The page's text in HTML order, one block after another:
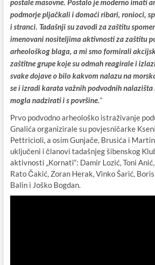
postale masovne. Postalo je moderno imati
podmorje pljačkali i domaći ribari, ronioci,
i stranci. Tadašnji su zavodi za zaštitu
imenovani nositeljima aktivnosti za zaštitu
arheološkog blaga, a mi smo formirali
zaštitne grupe koje su odmah reagirale i
svake dojave o bilo kakvom nalazu na
se i izradi karata važnih podvodnih
mogla nadzirati i s površine.“
Prvo podvodno arheološko istraživanje
Gnalića organizirale su povjesničarke
Pettricioli, a osim Gunjače, Brusića i
uključeni i članovi tadašnjeg šibenskog
aktivnosti „Kornati“: Damir Lozić, Toni
Rato Čakić, Zoran Herak, Vinko Šarić,
Balin i Joško Bogdan.